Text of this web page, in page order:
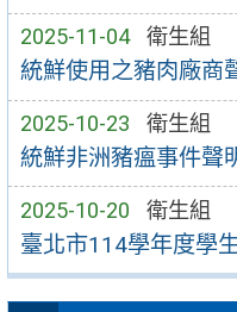
2025-11-04 衛生組
統鮮使用之豬肉廠商
2025-10-23 衛生組
統鮮非洲豬瘟事件聲
2025-10-20 衛生組
臺北市114學年度學